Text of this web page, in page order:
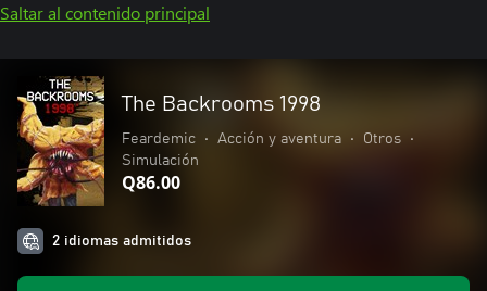
Saltar al contenido principal
The Backrooms 1998
Feardemic • Acción y aventura • Otros
•
Simulación
Q86.00
2 idiomas admitidos